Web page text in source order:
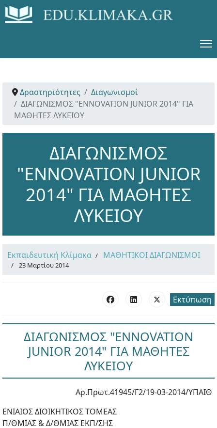
Δραστηριότητες
Διαγωνισμοί
ΔΙΑΓΩΝΙΣΜΟΣ "ENNOVATION JUNIOR 2014" ΓΙΑ
ΜΑΘΗΤΕΣ ΛΥΚΕΙΟΥ
ΔΙΑΓΩΝΙΣΜΟΣ
"ENNOVATION JUNIOR
2014" ΓΙΑ ΜΑΘΗΤΕΣ
ΛΥΚΕΙΟΥ
Εκπαιδευτική Κλίμακα ΜΑΘΗΤΙΚΟΙ ΔΙΑΓΩΝΙΣΜΟΙ
23 Μαρτίου 2014
Εκτύπωση
ΔΙΑΓΩΝΙΣΜΟΣ "ENNOVATION
JUNIOR 2014" ΓΙΑ ΜΑΘΗΤΕΣ
ΛΥΚΕΙΟΥ
Αρ.Πρωτ.41945/Γ2/19-03-2014/ΥΠΑΙΘ
ΕΝΙΑΙΟΣ ΔΙΟΙΚΗΤΙΚΟΣ ΤΟΜΕΑΣ
Π/ΘΜΙΑΣ & Δ/ΘΜΙΑΣ ΕΚΠ/ΣΗΣ